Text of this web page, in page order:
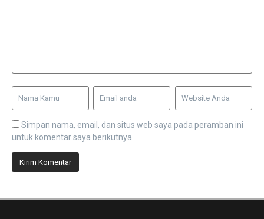
Simpan nama, email, dan situs web saya pada peramban ini
untuk komentar saya berikutnya.